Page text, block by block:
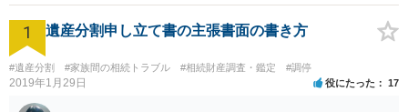
1 遺産分割申し立て書の主張書面の書き方
#遺産分割 #家族間の相続トラブル #相続財産調査・鑑定 #調停
2019年1月29日 役にたった 17